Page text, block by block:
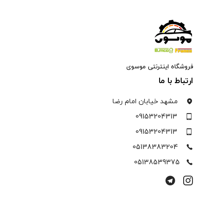
فروشگاه اینترنتی موسوی
ارتباط با ما
مشهد خیابان امام رضا
09153204313
09153204313
05138383204
05138539375